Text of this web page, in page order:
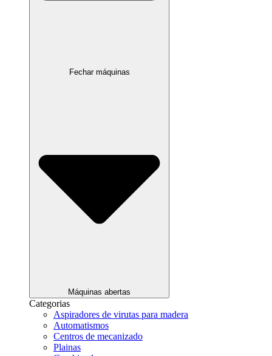
Fechar máquinas
Máquinas abertas
Categorias
Aspiradores de virutas para madera
Automatismos
Centros de mecanizado
Plainas